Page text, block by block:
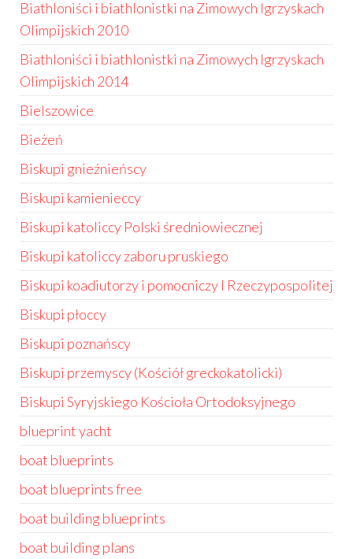
Biathloniści i biathlonistki na Zimowych Igrzyskach
Olimpijskich 2010
Biathloniści i biathlonistki na Zimowych Igrzyskach
Olimpijskich 2014
Bielszowice
Bieżeń
Biskupi gnieźnieńscy
Biskupi kamienieccy
Biskupi katoliccy Polski średniowiecznej
Biskupi katoliccy zaboru pruskiego
Biskupi koadiutorzy i pomocniczy I Rzeczypospolitej
Biskupi płoccy
Biskupi poznańscy
Biskupi przemyscy (Kościół greckokatolicki)
Biskupi Syryjskiego Kościoła Ortodoksyjnego
blueprint yacht
boat blueprints
boat blueprints free
boat building blueprints
boat building plans